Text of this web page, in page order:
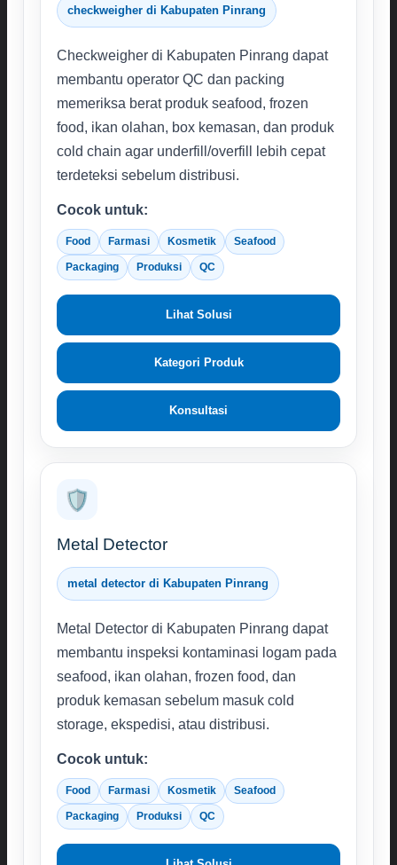
checkweigher di Kabupaten Pinrang
Checkweigher di Kabupaten Pinrang dapat
membantu operator QC dan packing
memeriksa berat produk seafood, frozen
food, ikan olahan, box kemasan, dan produk
cold chain agar underfill/overfill lebih cepat
terdeteksi sebelum distribusi.
Cocok untuk:
Food Farmasi Kosmetik Seafood
Packaging Produksi QC
Lihat Solusi
Kategori Produk
Konsultasi
🛡️
Metal Detector
metal detector di Kabupaten Pinrang
Metal Detector di Kabupaten Pinrang dapat
membantu inspeksi kontaminasi logam pada
seafood, ikan olahan, frozen food, dan
produk kemasan sebelum masuk cold
storage, ekspedisi, atau distribusi.
Cocok untuk:
Food Farmasi Kosmetik Seafood
Packaging Produksi QC